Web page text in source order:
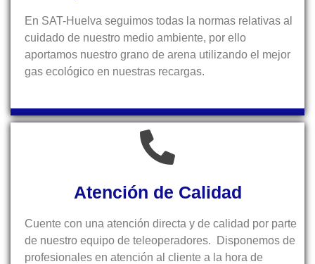
En SAT-Huelva seguimos todas la normas relativas al
cuidado de nuestro medio ambiente, por ello
aportamos nuestro grano de arena utilizando el mejor
gas ecológico en nuestras recargas.
Atención de Calidad
Cuente con una atención directa y de calidad por parte
de nuestro equipo de teleoperadores. Disponemos de
profesionales en atención al cliente a la hora de